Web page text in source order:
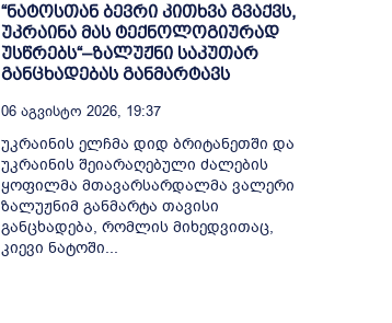
“ნატოსთან ბევრი კითხვა გვაქვს,
უკრაინა მას ტექნოლოგიურად
უსწრებს“–ზალუჟნი საკუთარ
განცხადებას განმარტავს
06 Აგვისტო 2026, 19:37
უკრაინის ელჩმა დიდ ბრიტანეთში და
უკრაინის შეიარაღებული ძალების
ყოფილმა მთავარსარდალმა ვალერი
ზალუჟნიმ განმარტა თავისი
განცხადება, რომლის მიხედვითაც,
კიევი ნატოში...